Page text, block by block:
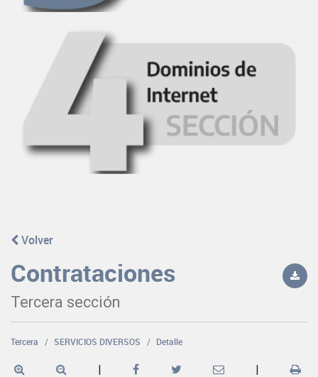
Volver
Contrataciones
Tercera sección
Tercera SERVICIOS DIVERSOS Detalle
| |